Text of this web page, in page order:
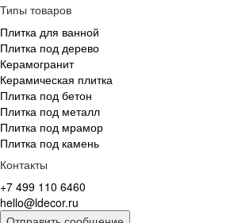
Типы товаров
Плитка для ванной
Плитка под дерево
Керамогранит
Керамическая плитка
Плитка под бетон
Плитка под металл
Плитка под мрамор
Плитка под камень
Контакты
+7 499 110 6460
hello@ldecor.ru